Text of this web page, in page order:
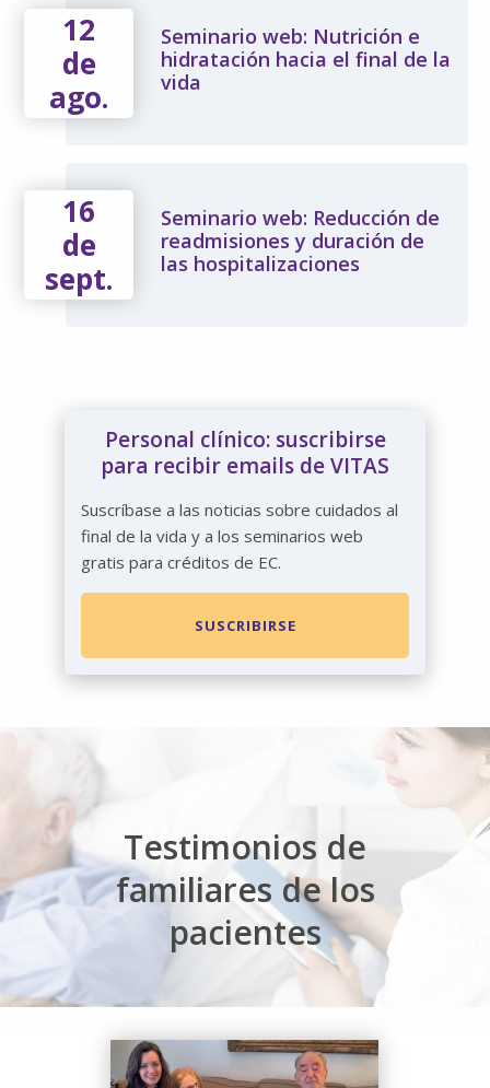
12
de
ago.
Seminario web: Nutrición e
hidratación hacia el final de la
vida
16
de
sept.
Seminario web: Reducción de
readmisiones y duración de
las hospitalizaciones
Personal clínico: suscribirse
para recibir emails de VITAS
Suscríbase a las noticias sobre cuidados al
final de la vida y a los seminarios web
gratis para créditos de EC.
SUSCRIBIRSE
Testimonios de
familiares de los
pacientes